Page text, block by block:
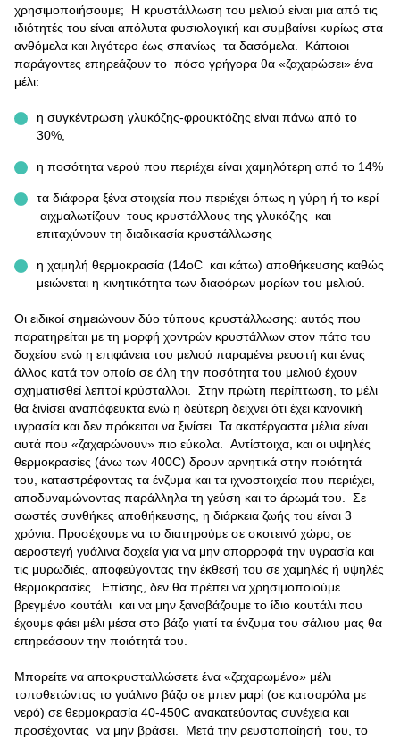
χρησιμοποιήσουμε; Η κρυστάλλωση του μελιού είναι μια από τις
ιδιότητές του είναι απόλυτα φυσιολογική και συμβαίνει κυρίως στα
ανθόμελα και λιγότερο έως σπανίως τα δασόμελα. Κάποιοι
παράγοντες επηρεάζουν το πόσο γρήγορα θα «ζαχαρώσει» ένα
μέλι:
η συγκέντρωση γλυκόζης-φρουκτόζης είναι πάνω από το
30%,
η ποσότητα νερού που περιέχει είναι χαμηλότερη από το 14%
τα διάφορα ξένα στοιχεία που περιέχει όπως η γύρη ή το κερί
αιχμαλωτίζουν τους κρυστάλλους της γλυκόζης και
επιταχύνουν τη διαδικασία κρυστάλλωσης
η χαμηλή θερμοκρασία (14οC και κάτω) αποθήκευσης καθώς
μειώνεται η κινητικότητα των διαφόρων μορίων του μελιού.
Οι ειδικοί σημειώνουν δύο τύπους κρυστάλλωσης: αυτός που
παρατηρείται με τη μορφή χοντρών κρυστάλλων στον πάτο του
δοχείου ενώ η επιφάνεια του μελιού παραμένει ρευστή και ένας
άλλος κατά τον οποίο σε όλη την ποσότητα του μελιού έχουν
σχηματισθεί λεπτοί κρύσταλλοι. Στην πρώτη περίπτωση, το μέλι
θα ξινίσει αναπόφευκτα ενώ η δεύτερη δείχνει ότι έχει κανονική
υγρασία και δεν πρόκειται να ξινίσει. Τα ακατέργαστα μέλια είναι
αυτά που «ζαχαρώνουν» πιο εύκολα. Αντίστοιχα, και οι υψηλές
θερμοκρασίες (άνω των 400C) δρουν αρνητικά στην ποιότητά
του, καταστρέφοντας τα ένζυμα και τα ιχνοστοιχεία που περιέχει,
αποδυναμώνοντας παράλληλα τη γεύση και το άρωμά του. Σε
σωστές συνθήκες αποθήκευσης, η διάρκεια ζωής του είναι 3
χρόνια. Προσέχουμε να το διατηρούμε σε σκοτεινό χώρο, σε
αεροστεγή γυάλινα δοχεία για να μην απορροφά την υγρασία και
τις μυρωδιές, αποφεύγοντας την έκθεσή του σε χαμηλές ή υψηλές
θερμοκρασίες. Επίσης, δεν θα πρέπει να χρησιμοποιούμε
βρεγμένο κουτάλι και να μην ξαναβάζουμε το ίδιο κουτάλι που
έχουμε φάει μέλι μέσα στο βάζο γιατί τα ένζυμα του σάλιου μας θα
επηρεάσουν την ποιότητά του.
Μπορείτε να αποκρυσταλλώσετε ένα «ζαχαρωμένο» μέλι
τοποθετώντας το γυάλινο βάζο σε μπεν μαρί (σε κατσαρόλα με
νερό) σε θερμοκρασία 40-450C ανακατεύοντας συνέχεια και
προσέχοντας να μην βράσει. Μετά την ρευστοποίησή του, το